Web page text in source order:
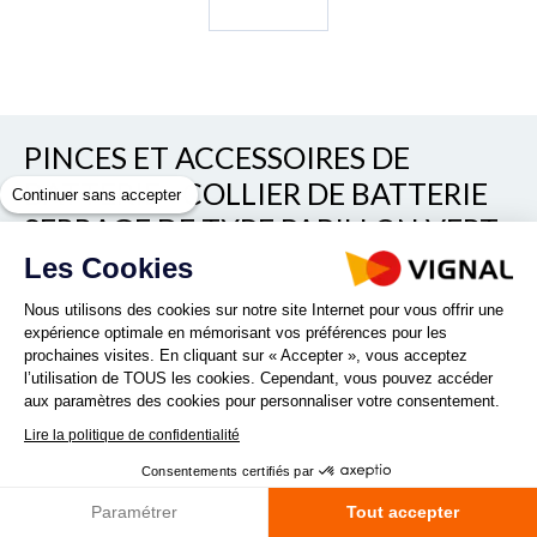
PINCES ET ACCESSOIRES DE
BATTERIE - COLLIER DE BATTERIE
SERRAGE DE TYPE PAPILLON VERT
SUR VIS M8 - SECTION 10/25 (PÔLE
-)
REF. 72CB55
Collier de batterie serrage de type papillon vert sur vis M8 -
section 10/25 (Pôle -)
Lire la suite
Continuer sans accepter
Les Cookies
Nous utilisons des cookies sur notre site Internet pour vous offrir une
expérience optimale en mémorisant vos préférences pour les
prochaines visites. En cliquant sur « Accepter », vous acceptez
l’utilisation de TOUS les cookies. Cependant, vous pouvez accéder
aux paramètres des cookies pour personnaliser votre consentement.
Lire la politique de confidentialité
Consentements certifiés par
Paramétrer Tout accepter